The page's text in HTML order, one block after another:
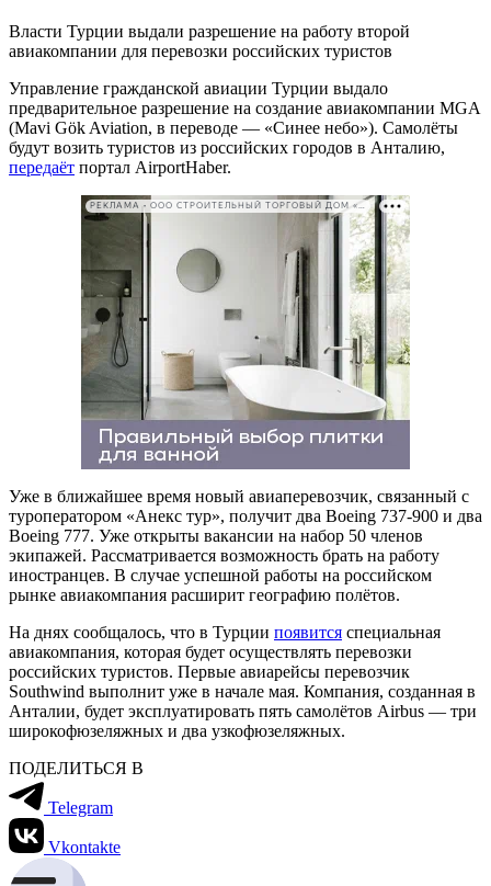
Власти Турции выдали разрешение на работу второй
авиакомпании для перевозки российских туристов
Управление гражданской авиации Турции выдало
предварительное разрешение на создание авиакомпании MGA
(Mavi Gök Aviation, в переводе — «Синее небо»). Самолёты
будут возить туристов из российских городов в Анталию,
передаёт портал AirportHaber.
РЕКЛАМА • ООО СТРОИТЕЛЬНЫЙ ТОРГОВЫЙ ДОМ «ПЕТРОВИЧ». ИНН: 7802348846
Уже в ближайшее время новый авиаперевозчик, связанный с
туроператором «Анекс тур», получит два Boeing 737-900 и два
Boeing 777. Уже открыты вакансии на набор 50 членов
экипажей. Рассматривается возможность брать на работу
иностранцев. В случае успешной работы на российском
рынке авиакомпания расширит географию полётов.
На днях сообщалось, что в Турции появится специальная
авиакомпания, которая будет осуществлять перевозки
российских туристов. Первые авиарейсы перевозчик
Southwind выполнит уже в начале мая. Компания, созданная в
Анталии, будет эксплуатировать пять самолётов Airbus — три
широкофюзеляжных и два узкофюзеляжных.
ПОДЕЛИТЬСЯ В
Telegram
Vkontakte